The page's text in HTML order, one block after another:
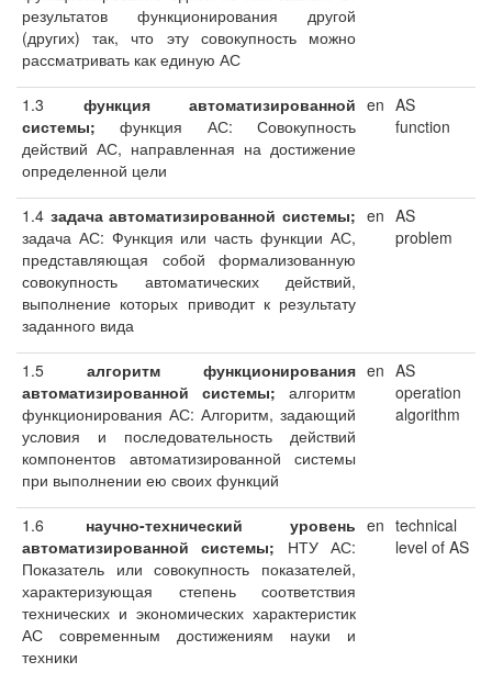
результатов функционирования другой
(других) так, что эту совокупность можно
рассматривать как единую АС
1.3 функция автоматизированной
системы; функция АС: Совокупность
действий АС, направленная на достижение
определенной цели
en AS
function
1.4 задача автоматизированной системы;
задача АС: Функция или часть функции АС,
представляющая собой формализованную
совокупность автоматических действий,
выполнение которых приводит к результату
заданного вида
en AS
problem
1.5 алгоритм
функционирования
автоматизированной системы; алгоритм
функционирования АС: Алгоритм, задающий
условия и последовательность действий
компонентов автоматизированной системы
при выполнении ею своих функций
en AS
operation
algorithm
1.6 научно-технический
уровень
автоматизированной системы; НТУ АС:
Показатель или совокупность показателей,
характеризующая степень соответствия
технических и экономических характеристик
АС современным достижениям науки и
техники
en technical
level of AS